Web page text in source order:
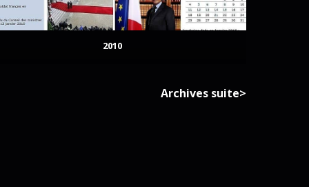
2010
Archives suite>